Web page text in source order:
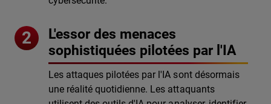
L'essor des menaces
sophistiquées pilotées par l'IA
Les attaques pilotées par l'IA sont désormais
une réalité quotidienne. Les attaquants